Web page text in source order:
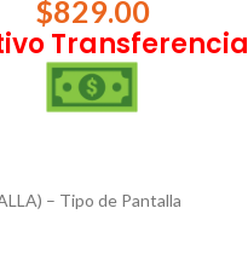
$829.00
Transferencia
– Tipo de Pantalla